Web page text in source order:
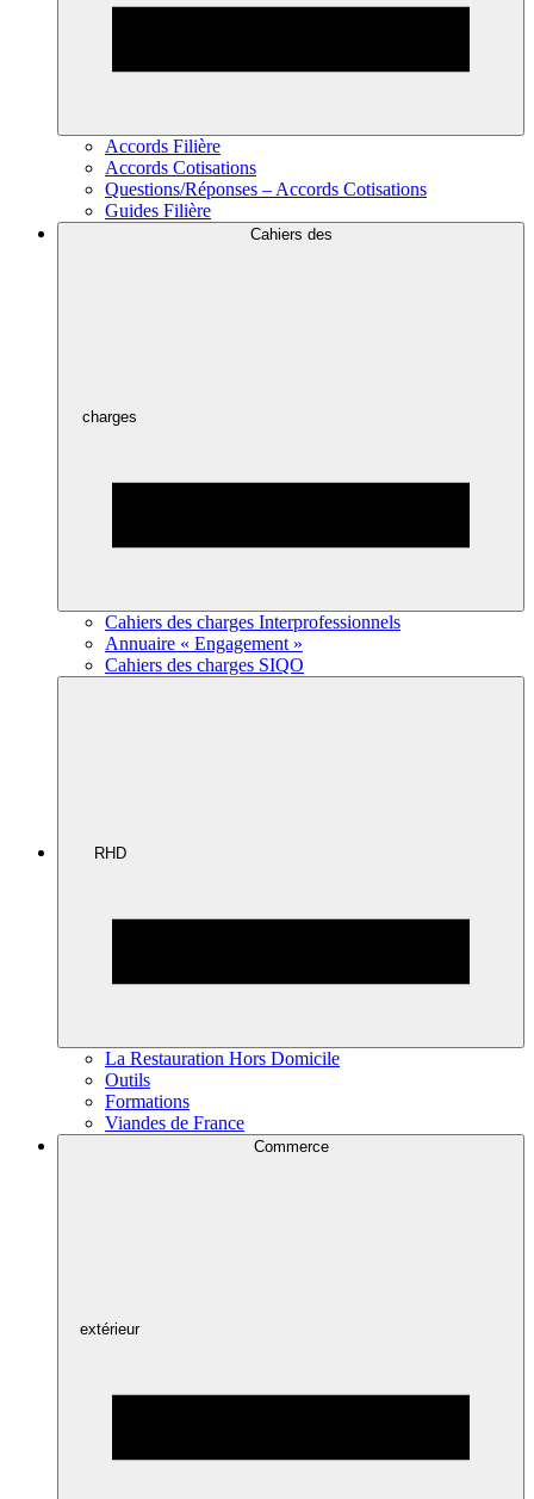
Accords Filière
Accords Cotisations
Questions/Réponses – Accords Cotisations
Guides Filière
Cahiers des
charges
Cahiers des charges Interprofessionnels
Annuaire « Engagement »
Cahiers des charges SIQO
RHD
La Restauration Hors Domicile
Outils
Formations
Viandes de France
Commerce
extérieur